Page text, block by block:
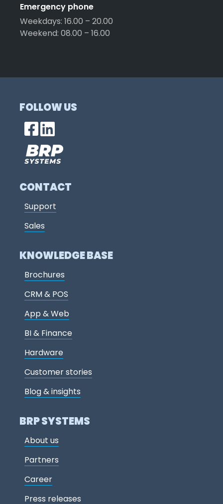
Emergency phone
Weekdays: 16.00 – 20.00
Weekend: 08.00 – 16.00
FOLLOW US
CONTACT
Support
Sales
KNOWLEDGE BASE
Brochures
CRM & POS
App & Web
BI & Finance
Hardware
Customer stories
Blog & insights
BRP SYSTEMS
About us
Partners
Career
Press releases